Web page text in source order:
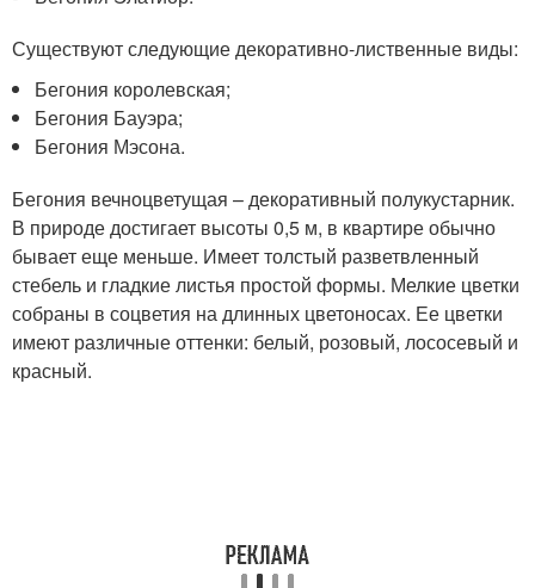
Существуют следующие декоративно-лиственные виды:
Бегония королевская;
Бегония Бауэра;
Бегония Мэсона.
Бегония вечноцветущая – декоративный полукустарник.
В природе достигает высоты 0,5 м, в квартире обычно
бывает еще меньше. Имеет толстый разветвленный
стебель и гладкие листья простой формы. Мелкие цветки
собраны в соцветия на длинных цветоносах. Ее цветки
имеют различные оттенки: белый, розовый, лососевый и
красный.